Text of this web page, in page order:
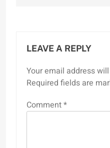
LEAVE A REPLY
Your email address
Required fields are
Comment*